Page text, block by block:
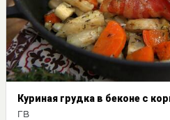
Куриная грудка в беконе с
ГВ